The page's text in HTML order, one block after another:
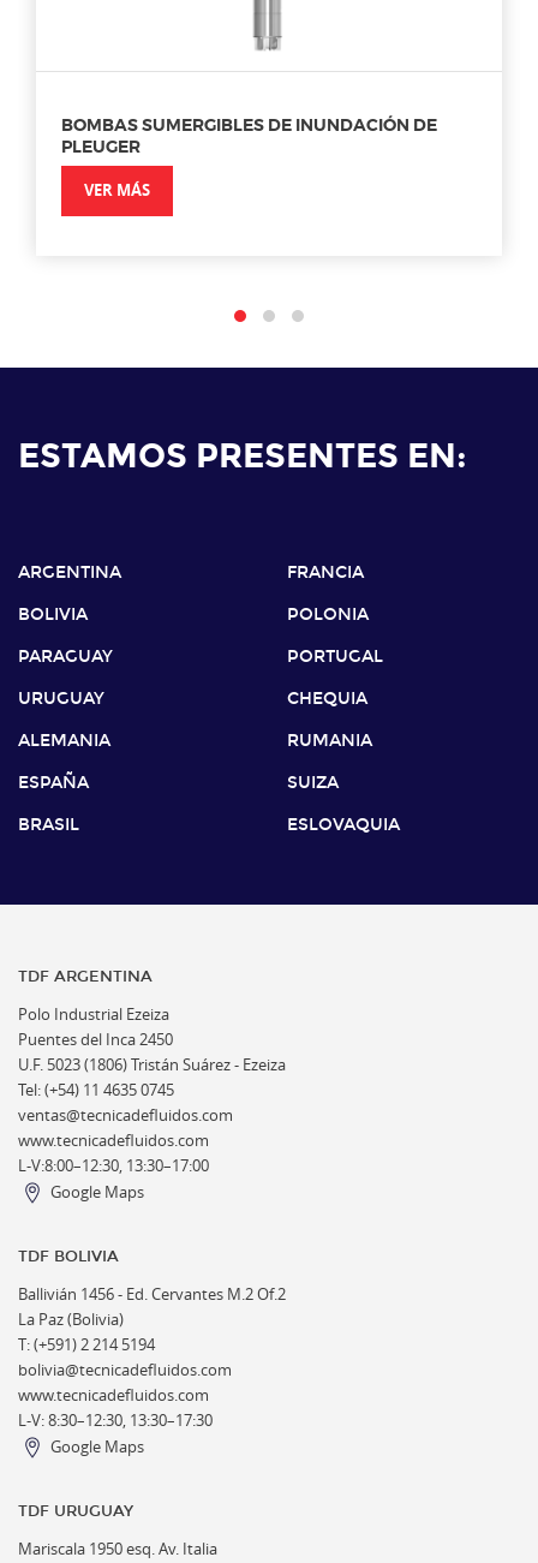
BOMBAS SUMERGIBLES DE INUNDACIÓN DE
PLEUGER
VER MÁS
ESTAMOS PRESENTES EN:
ARGENTINA
BOLIVIA
PARAGUAY
URUGUAY
ALEMANIA
ESPAÑA
BRASIL
FRANCIA
POLONIA
PORTUGAL
CHEQUIA
RUMANIA
SUIZA
ESLOVAQUIA
TDF ARGENTINA
Polo Industrial Ezeiza
Puentes del Inca 2450
U.F. 5023 (1806) Tristán Suárez - Ezeiza
Tel: (+54) 11 4635 0745
ventas@tecnicadefluidos.com
www.tecnicadefluidos.com
L-V:8:00–12:30, 13:30–17:00
Google Maps
TDF BOLIVIA
Ballivián 1456 - Ed. Cervantes M.2 Of.2
La Paz (Bolivia)
T: (+591) 2 214 5194
bolivia@tecnicadefluidos.com
www.tecnicadefluidos.com
L-V: 8:30–12:30, 13:30–17:30
Google Maps
TDF URUGUAY
Mariscala 1950 esq. Av. Italia